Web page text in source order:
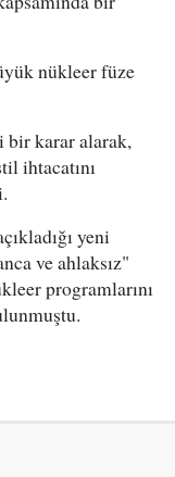
nükleer füze
bir karar alarak,
ihtacatını
yeni
ve ahlaksız"
programlarını